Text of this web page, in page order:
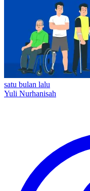
satu bulan lalu
Yuli Nurhanisah